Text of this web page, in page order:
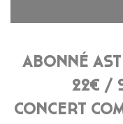
ABONNÉ
22€ /
CONCERT